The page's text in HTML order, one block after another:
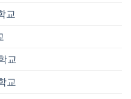
교
교
교